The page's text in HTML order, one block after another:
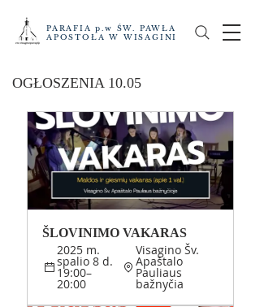
PARAFIA p.w ŚW. PAWŁA
APOSTOŁA W WISAGINI
OGŁOSZENIA 10.05
ŠLOVINIMO VAKARAS
2025 m.
spalio 8 d.
19:00–
20:00
Visagino Šv.
Apaštalo
Pauliaus
bažnyčia